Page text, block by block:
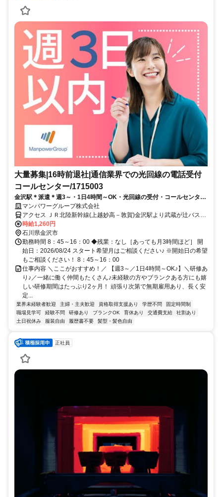
大量募集|16時前退社|通信業界での光回線の電話受付
コールセンター/1715003
金沢駅＊派遣＊週3～・1日4時間～OK・光回線の受付・コールセンター
／16時前退社／週3日以内OK／1日5時間以内／大量募集／開始日：
2026/08/24
マンパワーグループ株式会社
アクセス ＪＲ北陸新幹線(上越妙高－敦賀)金沢駅より武蔵が辻バス停
から徒歩10分 ※＊交通費別途支給（上限3万円）★16時前退社 ★週3
日以内OK ★1日5時間以内 ★大量募集 ★残業なし
時給1,260円
石川県金沢市
勤務時間 8：45～16：00 ◆残業：なし［あっても月3時間ほど］ 開
始日：2026/08/24 スタート希望月はご相談ください♪ ※開始日の希望
もご相談ください！ 8：45～16：00
仕事内容 ＼ここがおすすめ！／ 【週3～／1日4時間～OK♪】＼研修あ
り♪／一緒に働く仲間もたくさん♪未経験の方やブランクある方にも嬉
しい研修期間はたっぷり2ヶ月！ 頑張り次第で無期雇用あり、長く安
定...
業界未経験者歓迎 主婦・主夫歓迎 資格取得支援あり 学歴不問
固定時間制
職場見学可
経験不問 研修あり ブランクOK 育休あり 交通費支給
社割あり
土日祝休み
服装自由 履歴書不要 髪型・髪色自由
正社員